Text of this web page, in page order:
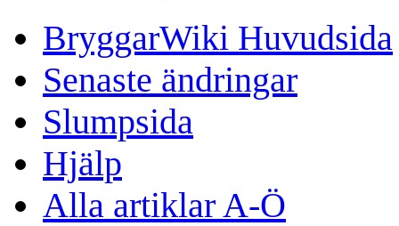
BryggarWiki Huvudsida
Senaste ändringar
Slumpsida
Hjälp
Alla artiklar A-Ö